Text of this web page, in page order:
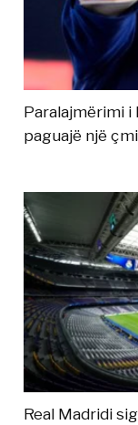
Paralajmërimi i
paguajë një
Real Madridi